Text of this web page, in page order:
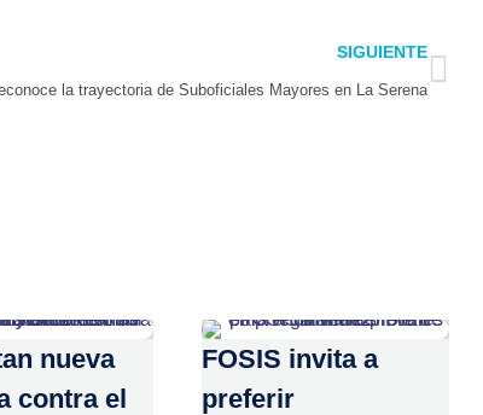
SIGUIENTE
la trayectoria de Suboficiales Mayores en La Serena
Next
nueva
contra el
FOSIS invita a
preferir